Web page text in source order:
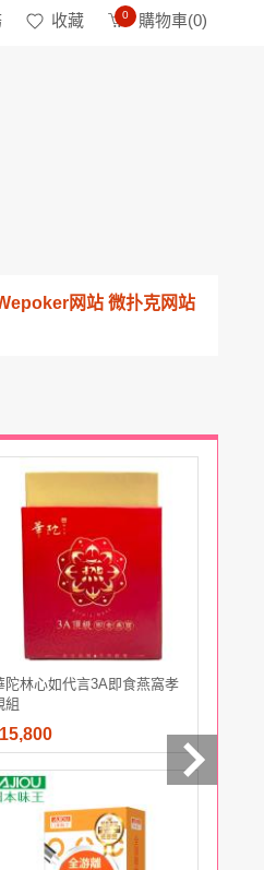
收藏 0 購物車(0)
网站 微扑克网站
陀林心如代言3A即食燕窩孝
組
15,800 $659